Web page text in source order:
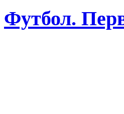
Футбол.